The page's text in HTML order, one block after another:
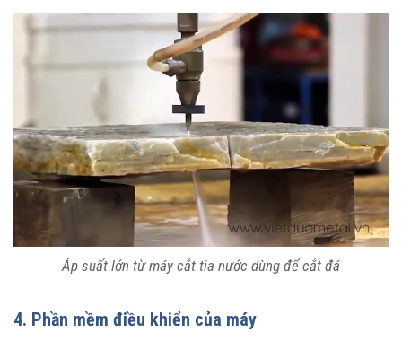
Áp suất lớn từ máy cắt tia nước dùng để cắt đá
4. Phần mềm điều khiển của máy